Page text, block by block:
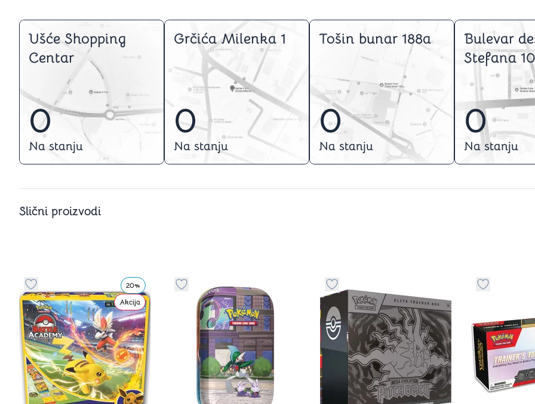
Ušće Shopping
Centar
0
Na stanju
Grčića Milenka 1
0
Na stanju
Tošin bunar 188a
0
Na stanju
Bulevar
Stefana
0
Na stanju
Slični proizvodi
Dugme za dodavanje stvari u kategoriju omiljeno
20%
Akcija
Dugme za dodavanje stvari u kategoriju omiljenoDugme za dodavanje stvari u kategoriju omiljeno
Dugme za